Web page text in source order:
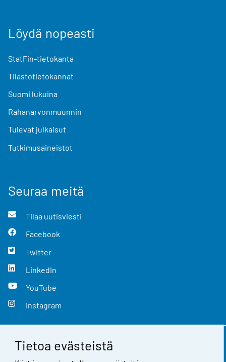
Tietoa evästeistä
Löydä nopeasti
StatFin-tietokanta
Tilastotietokannat
Suomi lukuina
Rahanarvonmuunnin
Tulevat julkaisut
Tutkimusaineistot
Seuraa meitä
Tilaa uutisviesti
Facebook
Twitter
LinkedIn
YouTube
Instagram
Yhteystiedot